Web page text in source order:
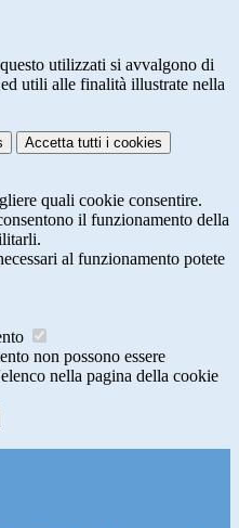
utilizzati si avvalgono di
utili alle finalità illustrate nella
Accetta tutti i cookies
quali cookie consentire.
il funzionamento della
al funzionamento potete
non possono essere
nella pagina della cookie